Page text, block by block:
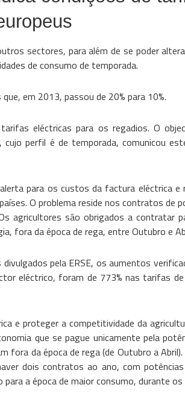
sectores, para além de se poder
de consumo de temporada.
em 2013, passou de 20% para 10%.
eléctricas para os regadios. O
perfil é de temporada, comunicou
para os custos da factura eléctrica
O problema reside nos contratos de
agricultores são obrigados a contratar
fora da época de rega, entre Outubro e
pela ERSE, os aumentos
eléctrico, foram de 773% nas tarifas
e proteger a competitividade da
que se pague unicamente pela
da época de rega (de Outubro a
dois contratos ao ano, com
a época de maior consumo, durante os